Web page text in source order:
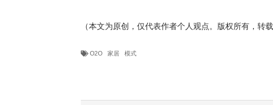
（本文为原创，仅代表作者个人观点。版权所有，转
O2O 家居 模式